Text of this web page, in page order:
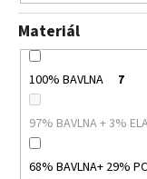
Materiál
100% BAVLNA 7
97% BAVLNA + 3%
68% BAVLNA+ 29%